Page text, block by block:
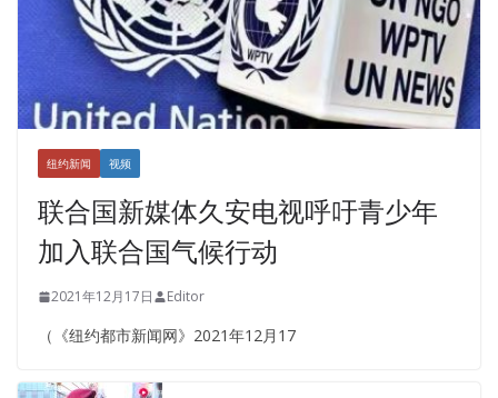
纽约新闻 视频
联合国新媒体久安电视呼吁青少年
加入联合国气候行动
2021年12月17日 Editor
（《纽约都市新闻网》2021年12月17